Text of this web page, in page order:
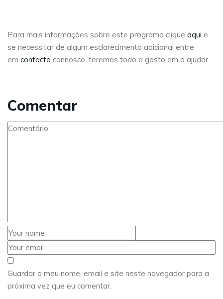
Para mais informações sobre este programa clique aqui e
se necessitar de algum esclarecimento adicional entre
em contacto connosco, teremos todo o gosto em o ajudar.
Comentar
Guardar o meu nome, email e site neste navegador para a
próxima vez que eu comentar.